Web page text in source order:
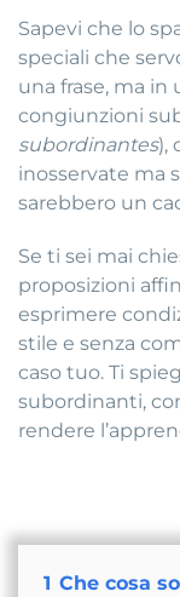
Sapevi che lo
speciali che
una frase, ma
congiunzioni
subordinantes),
inosservate ma
sarebbero un
Se ti sei mai
proposizioni
esprimere
stile e senza
caso tuo. Ti
subordinanti,
rendere
1 Che cosa